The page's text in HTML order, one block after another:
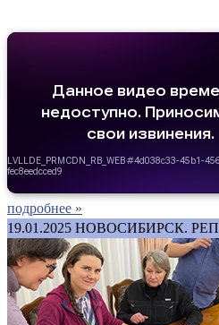
подробнее »
19.01.2025 НОВОСИБИРСК.